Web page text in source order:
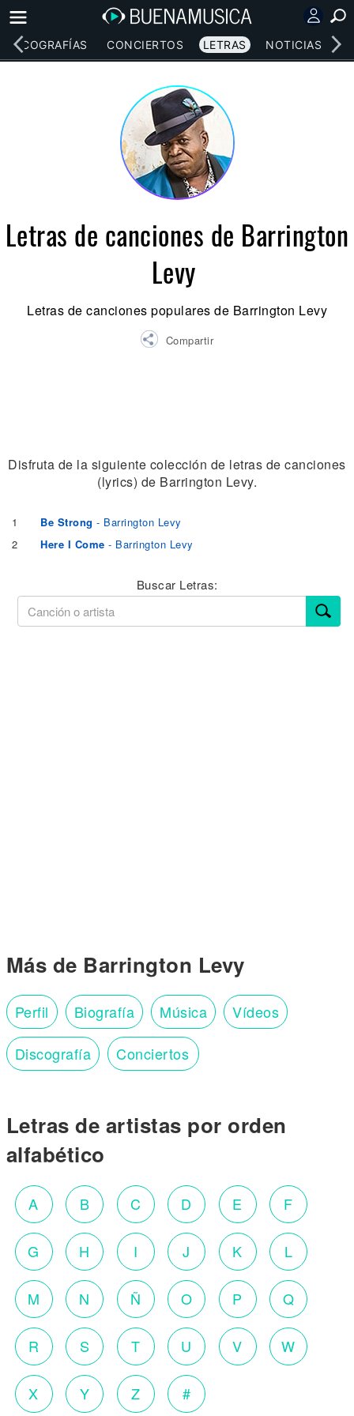
DISCOGRAFÍAS CONCIERTOS LETRAS NOTICIAS
Letras de canciones de Barrington
Levy
Letras de canciones populares de Barrington Levy
Compartir
Disfruta de la siguiente colección de letras de canciones
(lyrics) de Barrington Levy.
1 Be Strong - Barrington Levy
2
Here I Come - Barrington Levy
Buscar Letras:
Más de Barrington Levy
Perfil Biografía Música Vídeos
Discografía Conciertos
Letras de artistas por orden
alfabético
A B C D E F
G H I J K L
M N Ñ O P Q
R S T U V W
X Y Z #